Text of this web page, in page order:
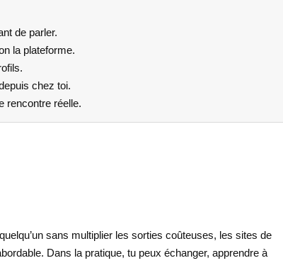
de parler.
la plateforme.
chez toi.
rencontre réelle.
sans multiplier les sorties coûteuses, les sites de
Dans la pratique, tu peux échanger, apprendre à